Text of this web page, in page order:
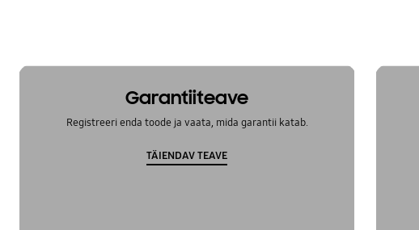
Garantiiteave
Registreeri enda toode ja vaata, mida garantii katab.
TÄIENDAV TEAVE